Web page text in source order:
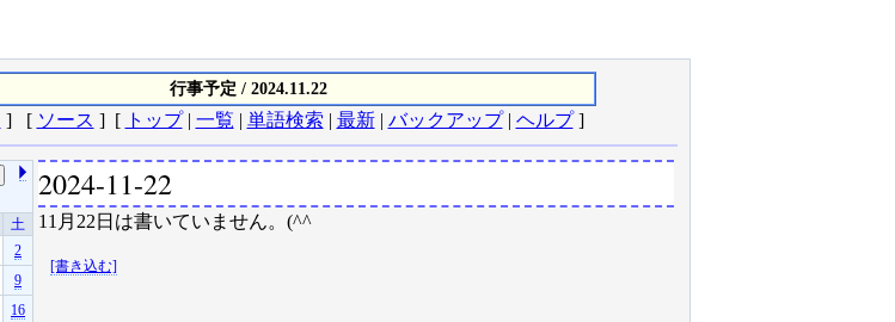
行事予定 / 2024.11.22
] [ ソース ] [ トップ| 一覧 | 単語検索 | 最新| バックアップ| ヘルプ]
土
2
9
16
2024-11-22
11月22日は書いていません。(^^ゞ
[書き込む]